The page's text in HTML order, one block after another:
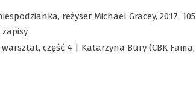
reżyser Michael Gracey, 2017,
część 4 | Katarzyna Bury (CBK